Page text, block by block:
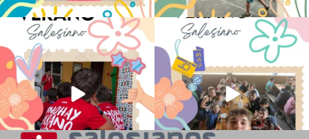
No hay verano sin que sea Salesiano ❤️
💫 en Luz 4
...
0
viviendo la alegría en el campamento
...